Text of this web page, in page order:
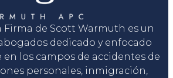
Firma de Scott Warmuth es un
dedicado y enfocado
los campos de accidentes de
personales, inmigración,